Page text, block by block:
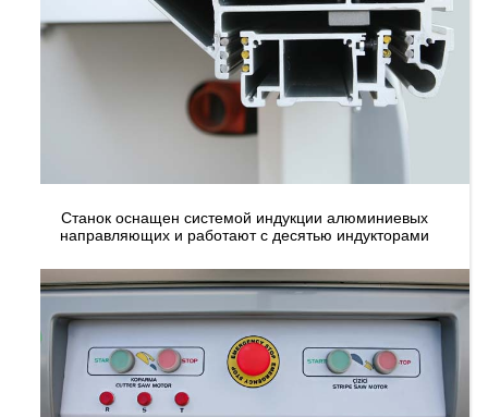
Станок оснащен системой индукции алюминиевых
направляющих и работают с десятью индукторами